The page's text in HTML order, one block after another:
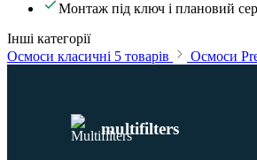
Монтаж під ключ і плановий
Інші категорії
Осмоси класичні 5 товарів Осмоси
multifilters